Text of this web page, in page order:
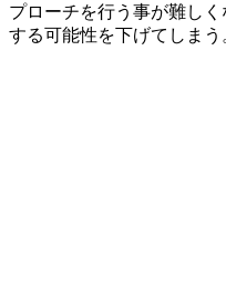
プローチを行う事が難し
する可能性を下げてしまう